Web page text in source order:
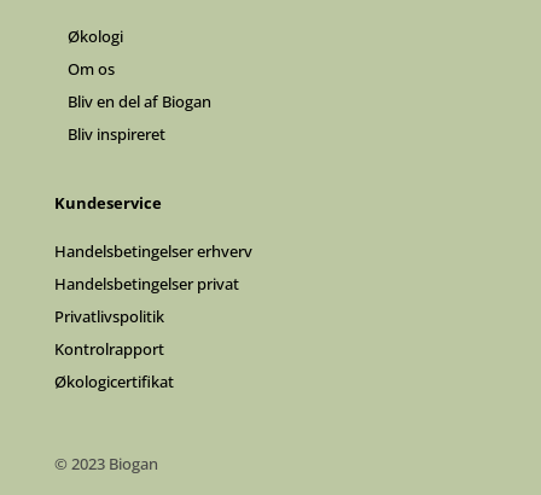
Økologi
Om os
Bliv en del af Biogan
Bliv inspireret
Kundeservice
Handelsbetingelser erhverv
Handelsbetingelser privat
Privatlivspolitik
Kontrolrapport
Økologicertifikat
© 2023 Biogan